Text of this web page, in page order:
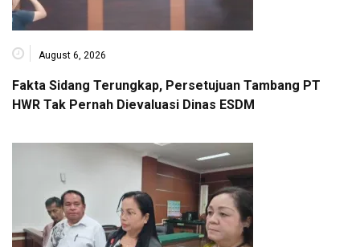
August 6, 2026
Fakta Sidang Terungkap, Persetujuan Tambang PT
HWR Tak Pernah Dievaluasi Dinas ESDM